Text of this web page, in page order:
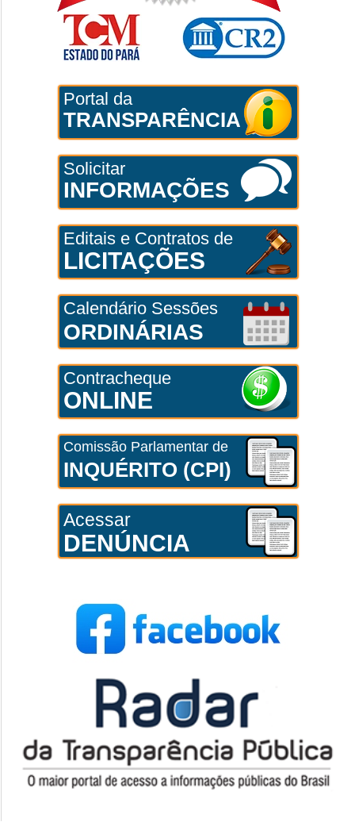
Portal da
TRANSPARÊNCIA
Solicitar
INFORMAÇÕES
Editais e Contratos de
LICITAÇÕES
Calendário Sessões
ORDINÁRIAS
Contracheque
ONLINE
Comissão Parlamentar de
INQUÉRITO (CPI)
Acessar
DENÚNCIA